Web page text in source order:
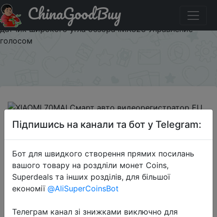
Промокод на знижку 37d379 XIAOMI 70MAI Смарт авто
видеорегистратор EU US версия 1080P 130-градусный
датчик широкого угла обзора IMX323 Управление
голосом
ChinaGoodBuy
2018-08-17
XIAOMI 70MAI Смарт авто
видеорегистратор EU US версия
1080P 130-градусный датчик
широкого угла обзора IMX323
Управление голосом
Підпишись на канали та бот у Telegram:
Бот для швидкого створення прямих посилань
вашого товару на роздліли монет Coins,
Superdeals та інших розділів, для більшої
економії @AliSuperCoinsBot
Телеграм канал зі знижками виключно для